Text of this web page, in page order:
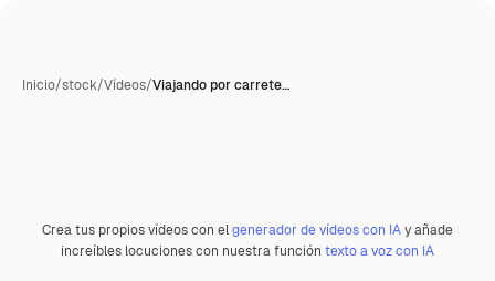
Inicio/stock/Vídeos/Viajando por carrete…
Crea tus propios vídeos con elgenerador de vídeos con IAy añade
increíbles locuciones con nuestra función texto a voz con IA